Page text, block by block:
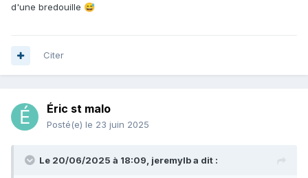
d'une bredouille 😅
Citer
Éric st malo
Posté(e) le 23 juin 2025
Le 20/06/2025 à 18:09, jeremylba dit :